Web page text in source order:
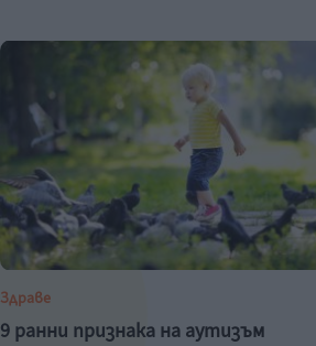
Здраве
9 ранни признака на аутизъм